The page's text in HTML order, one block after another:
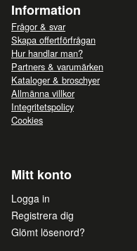
Information
Frågor & svar
Skapa offertförfrågan
Hur handlar man?
Partners & varumärken
Kataloger & broschyer
Allmänna villkor
Integritetspolicy
Cookies
Mitt konto
Logga in
Registrera dig
Glömt lösenord?